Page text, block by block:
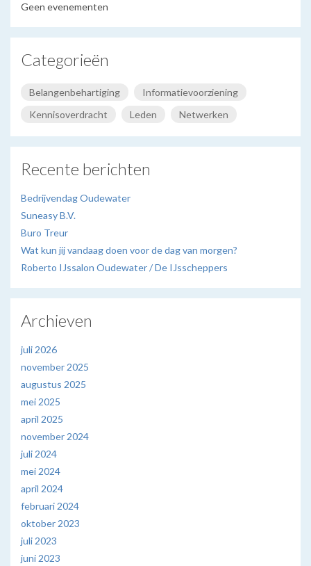
Geen evenementen
Categorieën
Belangenbehartiging
Informatievoorziening
Kennisoverdracht
Leden Netwerken
Recente berichten
Bedrijvendag Oudewater
Suneasy B.V.
Buro Treur
Wat kun jij vandaag doen voor de dag van morgen?
Roberto IJssalon Oudewater / De IJsscheppers
Archieven
juli 2026
november 2025
augustus 2025
mei 2025
april 2025
november 2024
juli 2024
mei 2024
april 2024
februari 2024
oktober 2023
juli 2023
juni 2023